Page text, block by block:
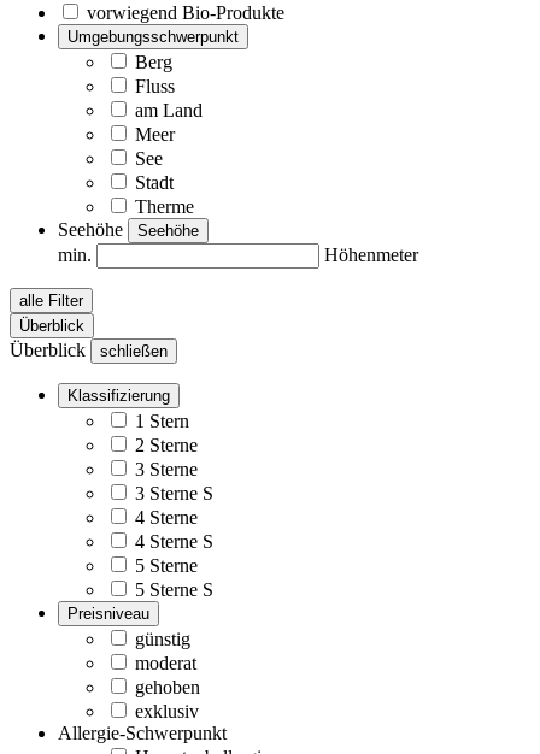
vorwiegend Bio-Produkte
Umgebungsschwerpunkt
Berg
Fluss
am Land
Meer
See
Stadt
Therme
Seehöhe
Seehöhe
min. Höhenmeter
alle Filter
Überblick
Überblick schließen
Klassifizierung
1 Stern
2 Sterne
3 Sterne
3 Sterne S
4 Sterne
4 Sterne S
5 Sterne
5 Sterne S
Preisniveau
günstig
moderat
gehoben
exklusiv
Allergie-Schwerpunkt